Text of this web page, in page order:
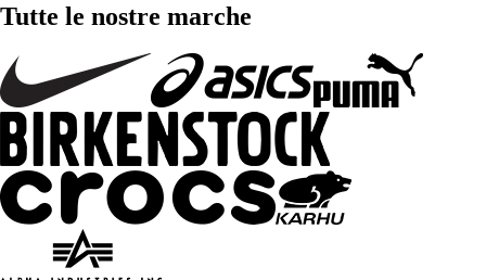
Tutte le nostre marche